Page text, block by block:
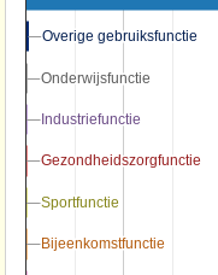
Overige gebruiksfunctie
Overige gebruiksfunctie
Onderwijsfunctie
Onderwijsfunctie
Industriefunctie
Industriefunctie
Gezondheidszorgfunctie
Gezondheidszorgfunctie
Sportfunctie
Sportfunctie
Bijeenkomstfunctie
Bijeenkomstfunctie